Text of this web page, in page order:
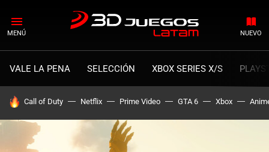
MENÚ NUEVO
VALE LA PENA SELECCIÓN XBOX SERIES X/S
HOY SE HABLA DE
Call of Duty Netflix Prime Video GTA 6 Xbox